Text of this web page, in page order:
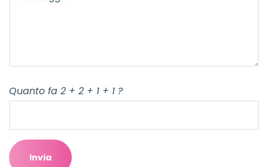
Quanto fa 2 + 2 + 1 + 1 ?